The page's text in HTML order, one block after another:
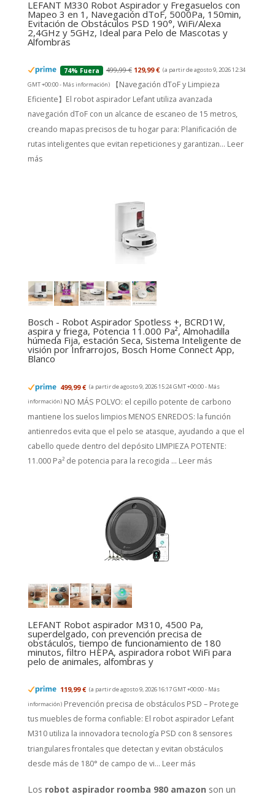
LEFANT M330 Robot Aspirador y Fregasuelos con
Mapeo 3 en 1, Navegación dToF, 5000Pa, 150min,
Evitación de Obstáculos PSD 190°, WiFi/Alexa
2,4GHz y 5GHz, Ideal para Pelo de Mascotas y
Alfombras
74% Fuera 499,99 € 129,99 € (a partir de agosto 9, 2026 12:34
GMT +00:00 - Más información)
【Navegación dToF y Limpieza
Eficiente】El robot aspirador Lefant utiliza avanzada
navegación dToF con un alcance de escaneo de 15 metros,
creando mapas precisos de tu hogar para: Planificación de
rutas inteligentes que evitan repeticiones y garantizan... Leer
más
Bosch - Robot Aspirador Spotless +, BCRD1W,
aspira y friega, Potencia 11.000 Pa², Almohadilla
húmeda Fija, estación Seca, Sistema Inteligente de
visión por Infrarrojos, Bosch Home Connect App,
Blanco
499,99 € (a partir de agosto 9, 2026 15:24 GMT +00:00 - Más
información) NO MÁS POLVO: el cepillo potente de carbono
mantiene los suelos limpios MENOS ENREDOS: la función
antienredos evita que el pelo se atasque, ayudando a que el
cabello quede dentro del depósito LIMPIEZA POTENTE:
11.000 Pa² de potencia para la recogida ... Leer más
LEFANT Robot aspirador M310, 4500 Pa,
superdelgado, con prevención precisa de
obstáculos, tiempo de funcionamiento de 180
minutos, filtro HEPA, aspiradora robot WiFi para
pelo de animales, alfombras y
119,99 € (a partir de agosto 9, 2026 16:17 GMT +00:00 - Más
información) Prevención precisa de obstáculos PSD – Protege
tus muebles de forma confiable: El robot aspirador Lefant
M310 utiliza la innovadora tecnología PSD con 8 sensores
triangulares frontales que detectan y evitan obstáculos
desde más de 180° de campo de vi... Leer más
Los robot aspirador roomba 980 amazon son un